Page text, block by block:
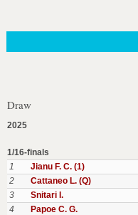
Draw
2025
1/16-finals
1
Jianu F. C. (1)
2
Cattaneo L. (Q)
3
Snitari I.
4
Papoe C. G.